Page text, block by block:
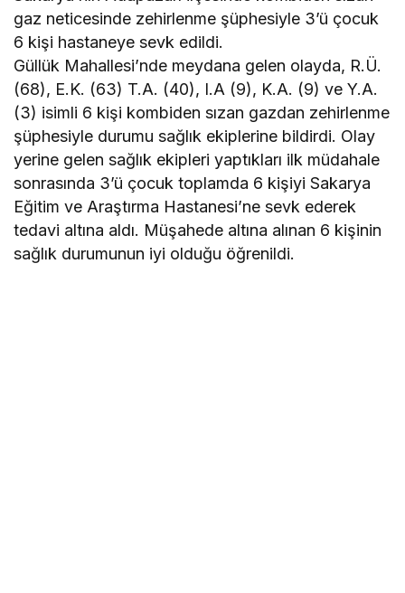
gaz neticesinde zehirlenme şüphesiyle 3’ü çocuk
6 kişi hastaneye sevk edildi.
Güllük Mahallesi’nde meydana gelen olayda, R.Ü.
(68), E.K. (63) T.A. (40), I.A (9), K.A. (9) ve Y.A.
(3) isimli 6 kişi kombiden sızan gazdan zehirlenme
şüphesiyle durumu sağlık ekiplerine bildirdi. Olay
yerine gelen sağlık ekipleri yaptıkları ilk müdahale
sonrasında 3’ü çocuk toplamda 6 kişiyi Sakarya
Eğitim ve Araştırma Hastanesi’ne sevk ederek
tedavi altına aldı. Müşahede altına alınan 6 kişinin
sağlık durumunun iyi olduğu öğrenildi.